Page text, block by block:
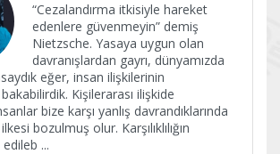
“Cezalandırma itkisiyle hareket
edenlere güvenmeyin” demiş
Nietzsche. Yasaya uygun olan
davranışlardan gayrı, dünyamızda
eğer, insan ilişkilerinin
bakabilirdik. Kişilerarası ilişkide
bize karşı yanlış davrandıklarında
ilkesi bozulmuş olur. Karşılıklılığın
...